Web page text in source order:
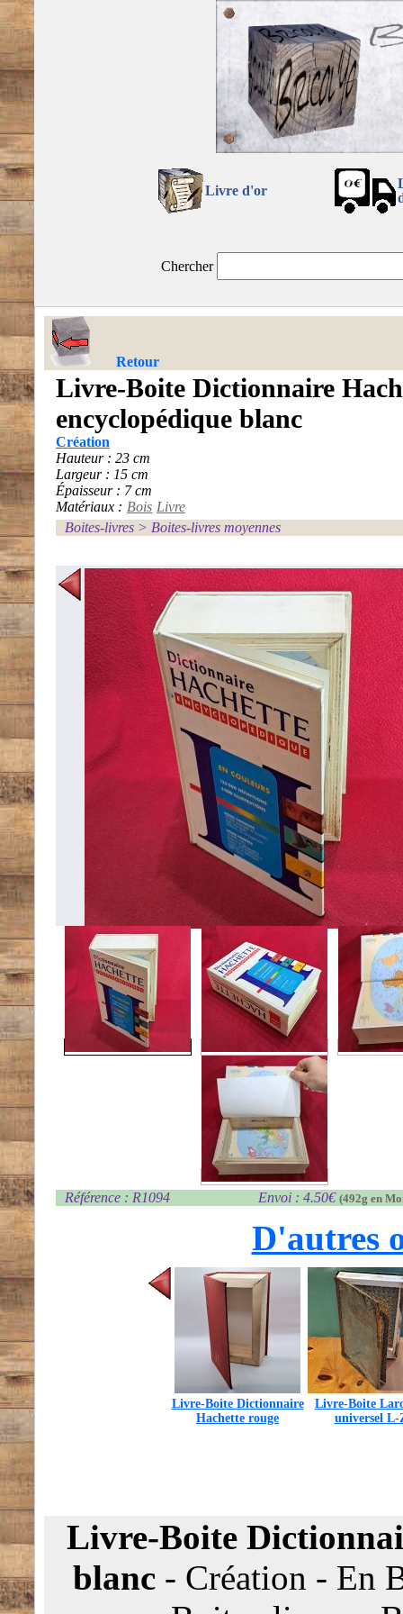
Livre d'or
Chercher
Retour
Livre-Boite Dictionnaire
encyclopédique blanc
Création
Hauteur : 23 cm
Largeur : 15 cm
Épaisseur : 7 cm
Matériaux : Bois Livre
Boites-livres > Boites-livres moyennes
Référence : R1094 Envoi : 4.50€ (492g en
D'autres
Livre-Boite Dictionnaire
Hachette rouge
Livre-Boite
universel L-
Livre-Boite
blanc- Création - En